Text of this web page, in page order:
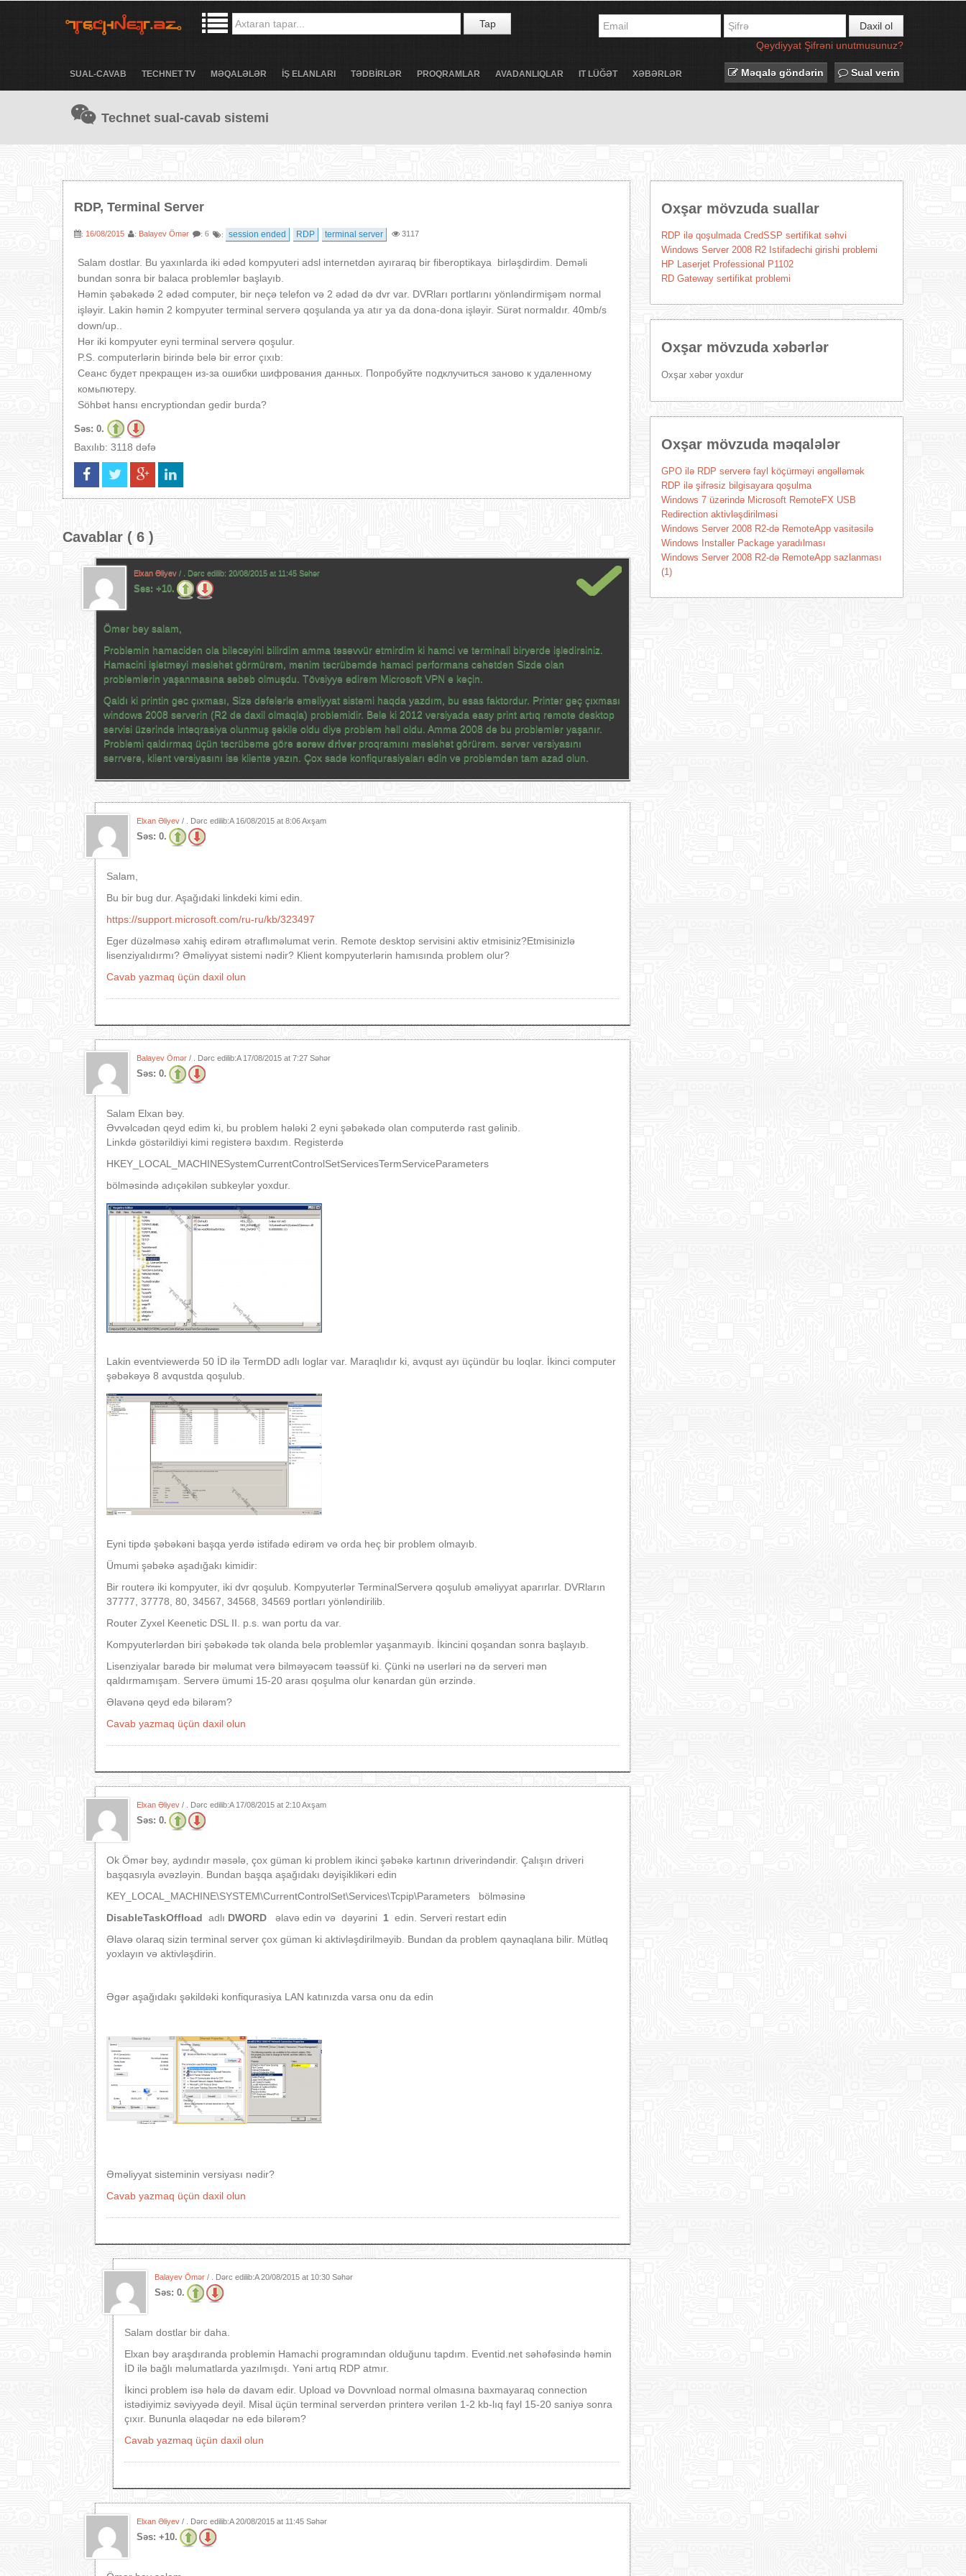
Tap
Daxil ol
Qeydiyyat Şifrəni unutmusunuz?
SUAL-CAVAB TECHNET TV MƏQALƏLƏR İŞ ELANLARI TƏDBİRLƏR PROQRAMLAR AVADANLIQLAR IT LÜĞƏT XƏBƏRLƏR Məqalə göndərin Sual verin
Technet sual-cavab sistemi
RDP, Terminal Server
: 16/08/2015 : Balayev Ömər : 6 : session ended RDP terminal server 3117
Salam dostlar. Bu yaxınlarda iki ədəd kompyuteri adsl internetdən ayıraraq bir fiberoptikaya birləşdirdim. Deməli
bundan sonra bir balaca problemlər başlayıb.
Həmin şəbəkədə 2 ədəd computer, bir neçə telefon və 2 ədəd də dvr var. DVRları portlarını yönləndirmişəm normal
işləyir. Lakin həmin 2 kompyuter terminal serverə qoşulanda ya atır ya da dona-dona işləyir. Sürət normaldır. 40mb/s
down/up..
Hər iki kompyuter eyni terminal serverə qoşulur.
P.S. computerlərin birində belə bir error çıxıb:
Сеанс будет прекращен из-за ошибки шифрования данных. Попробуйте подклучиться заново к удаленному
комьпютеру.
Söhbət hansı encryptiondan gedir burda?
Səs: 0.
Baxılıb: 3118 dəfə
Cavablar ( 6 )
Elxan Əliyev / . Dərc edilib: 20/08/2015 at 11:45 Səhər
Səs: +10.
Ömər bəy salam,
Problemin hamaciden ola biləcəyini bilirdim amma təsəvvür etmirdim ki hamci ve terminali biryerde işlədirsiniz.
Hamacini işlətməyi məsləhət görmürəm, mənim təcrübəmdə hamaci performans cəhətdən Sizdə olan
problemlərin yaşanmasına səbəb olmuşdu. Tövsiyyə edirəm Microsoft VPN e keçin.
Qaldı ki printin gec çıxması, Sizə dəfələrlə əməliyyat sistemi haqda yazdım, bu əsas faktordur. Printer geç çıxması
windows 2008 serverin (R2 də daxil olmaqla) problemidir. Belə ki 2012 versiyada easy print artıq remote desktop
servisi üzərində inteqrasiya olunmuş şəkilə oldu diyə problem həll oldu. Amma 2008 də bu problemlər yaşanır.
Problemi qaldırmaq üçün təcrübəmə görə screw driverproqramını məsləhət görürəm. server versiyasını
serrverə, klient versiyasını isə klientə yazın. Çox sadə konfiqurasiyaları edin və problemdən tam azad olun.
Elxan Əliyev / . Dərc edilib:A 16/08/2015 at 8:06 Axşam
Səs: 0.
Salam,
Bu bir bug dur. Aşağıdaki linkdeki kimi edin.
https://support.microsoft.com/ru-ru/kb/323497
Eger düzəlməsə xahiş edirəm ətraflıməlumat verin. Remote desktop servisini aktiv etmisiniz?Etmisinizlə
lisenziyalıdırmı? Əməliyyat sistemi nədir? Klient kompyuterlərin hamısında problem olur?
Cavab yazmaq üçün daxil olun
Balayev Ömər / . Dərc edilib:A 17/08/2015 at 7:27 Səhər
Səs: 0.
Salam Elxan bəy.
Əvvəlcədən qeyd edim ki, bu problem hələki 2 eyni şəbəkədə olan computerdə rast gəlinib.
Linkdə göstərildiyi kimi registerə baxdım. Registerdə
HKEY_LOCAL_MACHINESystemCurrentControlSetServicesTermServiceParameters
bölməsində adıçəkilən subkeylər yoxdur.
Lakin eventviewerdə 50 İD ilə TermDD adlı loglar var. Maraqlıdır ki, avqust ayı üçündür bu loqlar. İkinci computer
şəbəkəyə 8 avqustda qoşulub.
Eyni tipdə şəbəkəni başqa yerdə istifadə edirəm və orda heç bir problem olmayıb.
Ümumi şəbəkə aşadığakı kimidir:
Bir routerə iki kompyuter, iki dvr qoşulub. Kompyuterlər TerminalServerə qoşulub əməliyyat aparırlar. DVRların
37777, 37778, 80, 34567, 34568, 34569 portları yönləndirilib.
Router Zyxel Keenetic DSL II. p.s. wan portu da var.
Kompyuterlərdən biri şəbəkədə tək olanda belə problemlər yaşanmayıb. İkincini qoşandan sonra başlayıb.
Lisenziyalar barədə bir məlumat verə bilməyəcəm təəssüf ki. Çünki nə userləri nə də serveri mən
qaldırmamışam. Serverə ümumi 15-20 arası qoşulma olur kənardan gün ərzində.
Əlavənə qeyd edə bilərəm?
Cavab yazmaq üçün daxil olun
Elxan Əliyev / . Dərc edilib:A 17/08/2015 at 2:10 Axşam
Səs: 0.
Ok Ömər bəy, aydındır məsələ, çox güman ki problem ikinci şəbəkə kartının driverindəndir. Çalışın driveri
başqasıyla əvəzləyin. Bundan başqa aşağıdakı dəyişiklikəri edin
KEY_LOCAL_MACHINE\SYSTEM\CurrentControlSet\Services\Tcpip\Parameters bölməsinə
DisableTaskOffload adlı DWORD əlavə edin və dəyərini 1 edin. Serveri restart edin
Əlavə olaraq sizin terminal server çox güman ki aktivləşdirilməyib. Bundan da problem qaynaqlana bilir. Mütləq
yoxlayın və aktivləşdirin.
Əgər aşağıdakı şəkildəki konfiqurasiya LAN katınızda varsa onu da edin
Əməliyyat sisteminin versiyası nədir?
Cavab yazmaq üçün daxil olun
Balayev Ömər / . Dərc edilib:A20/08/2015 at 10:30 Səhər
Səs: 0.
Salam dostlar bir daha.
Elxan bəy araşdıranda problemin Hamachi programından olduğunu tapdım. Eventid.net səhəfəsində həmin
İD ilə bağlı məlumatlarda yazılmışdı. Yəni artıq RDP atmır.
İkinci problem isə hələ də davam edir. Upload və Dovvnload normal olmasına baxmayaraq connection
istədiyimiz səviyyədə deyil. Misal üçün terminal serverdən printerə verilən 1-2 kb-lıq fayl 15-20 saniyə sonra
çıxır. Bununla əlaqədar nə edə bilərəm?
Cavab yazmaq üçün daxil olun
Elxan Əliyev / . Dərc edilib:A20/08/2015 at 11:45 Səhər
Səs: +10.
Oxşar mövzuda suallar
RDP ilə qoşulmada CredSSP sertifikat səhvi
Windows Server 2008 R2 Istifadechi girishi problemi
HP Laserjet Professional P1102
RD Gateway sertifikat problemi
Oxşar mövzuda xəbərlər
Oxşar xəbər yoxdur
Oxşar mövzuda məqalələr
GPO ilə RDP serverə fayl köçürməyi əngəlləmək
RDP ilə şifrəsiz bilgisayara qoşulma
Windows 7 üzərində Microsoft RemoteFX USB
Redirection aktivləşdirilməsi
Windows Server 2008 R2-də RemoteApp vasitəsilə
Windows Installer Package yaradılması
Windows Server 2008 R2-də RemoteApp sazlanması
(1)